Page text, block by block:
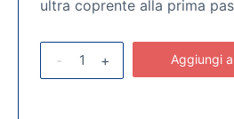
ultra coprente alla prima
- + Aggiungi